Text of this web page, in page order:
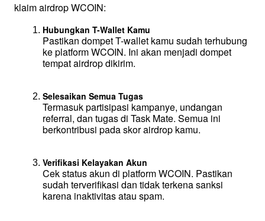
klaim airdrop WCOIN:
Hubungkan T-Wallet Kamu
Pastikan dompet T-wallet kamu sudah terhubung
ke platform WCOIN. Ini akan menjadi dompet
tempat airdrop dikirim.
Selesaikan Semua Tugas
Termasuk partisipasi kampanye, undangan
referral, dan tugas di Task Mate. Semua ini
berkontribusi pada skor airdrop kamu.
Verifikasi Kelayakan Akun
Cek status akun di platform WCOIN. Pastikan
sudah terverifikasi dan tidak terkena sanksi
karena inaktivitas atau spam.